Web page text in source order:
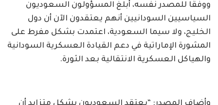
ووفقًا للمصدر نفسه، أبلغ المسؤولون السعوديون
السياسيين السودانيين أنهم يعتقدون الآن أن دول
الخليج، ولا سيما السعودية، اعتمدت بشكل مفرط على
المشورة الإماراتية في دعم القيادة العسكرية السودانية
والهياكل العسكرية الانتقالية بعد الثورة.